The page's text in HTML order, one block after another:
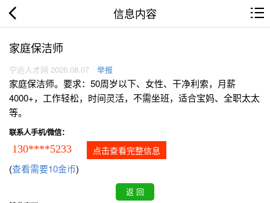
信息内容
家庭保洁师
宁远人才网 2026.08.07 举报
家庭保洁师。要求：50周岁以下、女性、干净利索，月薪
4000+，工作轻松，时间灵活，不需坐班，适合宝妈、全职太太
等。
联系人手机/微信：
130****5233 点击查看完整信息
(查看需要10金币)